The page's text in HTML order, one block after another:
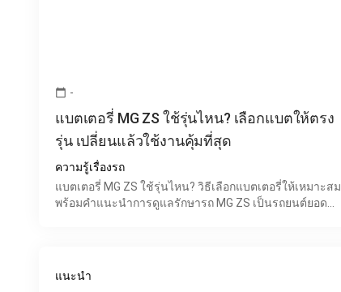
calendar_today -
แบตเตอรี่ MG ZS ใช้รุ่นไหน? เลือกแบตให้ตรง
รุ่น เปลี่ยนแล้วใช้งานคุ้มที่สุด
ความรู้เรื่องรถ
แบตเตอรี่ MG ZS ใช้รุ่นไหน? วิธีเลือกแบตเตอรี่ให้เหมาะสม
พร้อมคำแนะนำการดูแลรักษารถ MG ZS เป็นรถยนต์ยอด
แนะนำ